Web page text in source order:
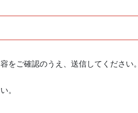
をご確認のうえ、送信してください。
。